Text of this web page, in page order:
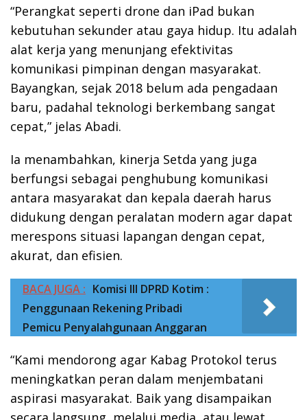
“Perangkat seperti drone dan iPad bukan
kebutuhan sekunder atau gaya hidup. Itu adalah
alat kerja yang menunjang efektivitas
komunikasi pimpinan dengan masyarakat.
Bayangkan, sejak 2018 belum ada pengadaan
baru, padahal teknologi berkembang sangat
cepat,” jelas Abadi.
Ia menambahkan, kinerja Setda yang juga
berfungsi sebagai penghubung komunikasi
antara masyarakat dan kepala daerah harus
didukung dengan peralatan modern agar dapat
merespons situasi lapangan dengan cepat,
akurat, dan efisien.
BACA JUGA : Komisi III DPRD Kotim :
Penggunaan Rekening Pribadi
Pemicu Penyalahgunaan Anggaran
“Kami mendorong agar Kabag Protokol terus
meningkatkan peran dalam menjembatani
aspirasi masyarakat. Baik yang disampaikan